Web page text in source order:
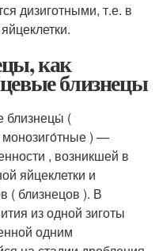
дизиготными, т.е. в
как
близнецы
близнецы́ (
монозиго́тные ) —
, возникшей в
яйцеклетки и
( близнецов ). В
из одной зиготы
одним